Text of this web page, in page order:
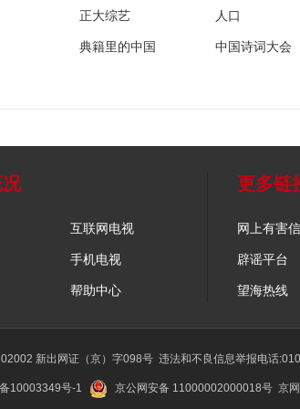
正大综艺 人口
典籍里的中国 中国诗词大会
互联网电视
手机电视
帮助中心
更多链
网上有害
辟谣平台
望海热线
新出网证（京）字098号 违法和不良信息举报电话
10003349号-1 京公网安备 11000002000018号 京